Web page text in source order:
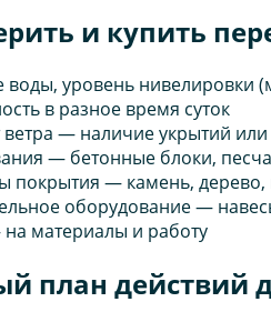
и купить
воды, уровень нивелировки
в разное время суток
ветра — наличие укрытий
— бетонные блоки,
покрытия — камень, дерево,
оборудование —
материалы и работу
план действий